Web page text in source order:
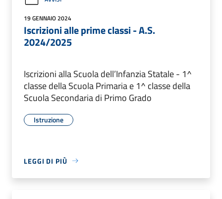
19 GENNAIO 2024
Iscrizioni alle prime classi - A.S.
2024/2025
Iscrizioni alla Scuola dell’Infanzia Statale - 1^
classe della Scuola Primaria e 1^ classe della
Scuola Secondaria di Primo Grado
Istruzione
LEGGI DI PIÙ